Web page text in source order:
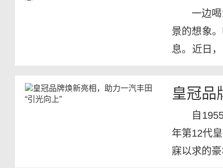
一边
景的想象
息。近日
皇冠品
自
年第12代
寐以求的